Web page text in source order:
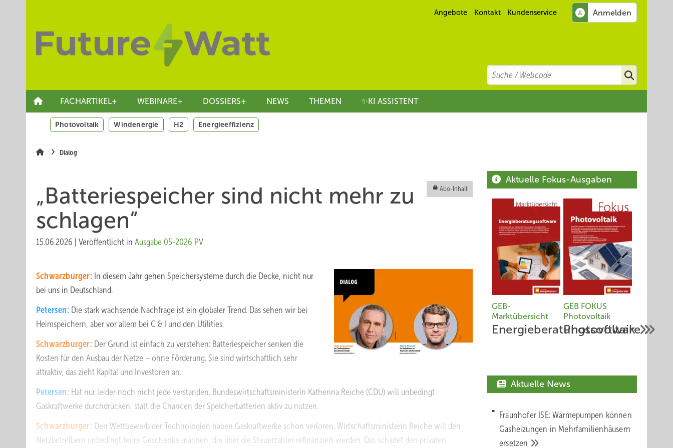
Angebote Kontakt Kundenservice
Search
Suchen
FACHARTIKEL+ WEBINARE+ DOSSIERS+ NEWS THEMEN ✨KI ASSISTENT
Photovoltaik Windenergie H2 Energieeffizienz
Dialog
Abo-Inhalt
„Batteriespeicher sind nicht mehr zu
schlagen“
15.06.2026 Veröffentlicht in Ausgabe 05-2026 PV
Schwarzburger: In diesem Jahr gehen Speichersysteme durch die Decke, nicht nur
bei uns in Deutschland.
Petersen: Die stark wachsende Nachfrage ist ein globaler Trend. Das sehen wir bei
Heimspeichern, aber vor allem bei C & I und den Utilities.
Schwarzburger: Der Grund ist einfach zu verstehen: Batteriespeicher senken die
Kosten für den Ausbau der Netze – ohne Förderung. Sie sind wirtschaftlich sehr
attraktiv, das zieht Kapital und Investoren an.
Petersen: Hat nur leider noch nicht jede verstanden. Bundeswirtschaftsministerin Katherina Reiche (CDU) will unbedingt
Gaskraftwerke durchdrücken, statt die Chancen der Speicherbatterien aktiv zu nutzen.
Schwarzburger: Den Wettbewerb der Technologien haben Gaskraftwerke schon verloren. Wirtschaftsministerin Reiche will den
Netzbetreibern unbedingt teure Geschenke machen, die über die Steuerzahler refinanziert werden. Das schadet den privaten
Aktuelle Fokus-Ausgaben
GEB-
Marktübersicht
Energieberatungssoftware
GEB FOKUS
Photovoltaik
Photovoltaik
Aktuelle News
Fraunhofer ISE: Wärmepumpen können
Gasheizungen in Mehrfamilienhäusern
ersetzen